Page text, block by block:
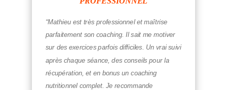
“Mathieu est très professionnel et maîtrise
parfaitement son coaching. Il sait me motiver
sur des exercices parfois difficiles. Un vrai suivi
après chaque séance, des conseils pour la
récupération, et en bonus un coaching
nutritionnel complet. Je recommande